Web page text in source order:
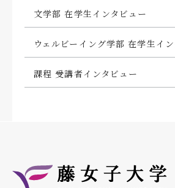
文学部 在学生インタビュー
ウェルビーイング学部 在学生イ
課程 受講者インタビュー